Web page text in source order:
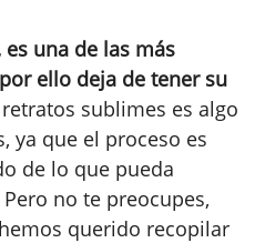
una de las más
ello deja de tener su
sublimes es algo
ya que el proceso es
de lo que pueda
no te preocupes,
querido recopilar